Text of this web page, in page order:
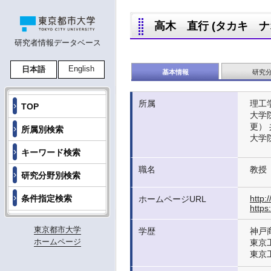
研究者情報データベース
日本語 English
TOP
所属別検索
キーワード検索
研究分野別検索
条件指定検索
東京都市大学
ホームページ
高木 直行 (タカキ ナ
基本情報 研究
所属
理工
大学
更）
大学
職名 教授
ホームページURL
学歴
神戸
東京
東京